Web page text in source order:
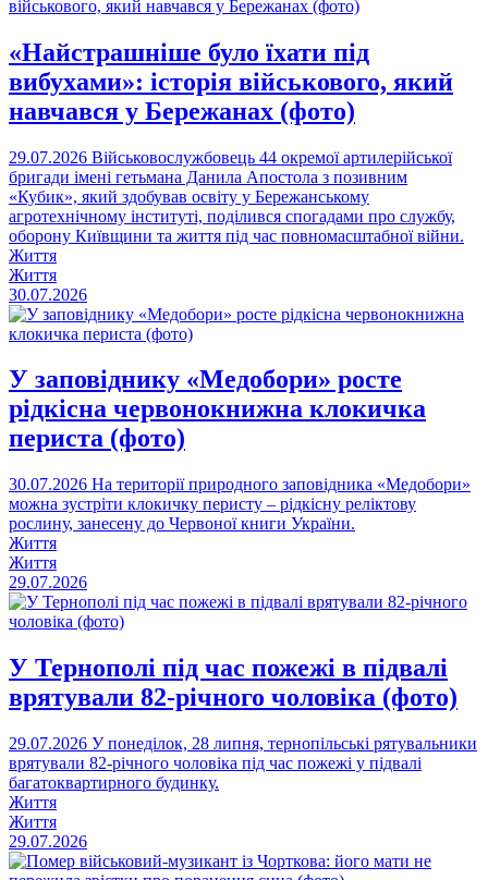
«Найстрашніше було їхати під
вибухами»: історія військового, який
навчався у Бережанах (фото)
29.07.2026 Військовослужбовець 44 окремої артилерійської
бригади імені гетьмана Данила Апостола з позивним
«Кубик», який здобував освіту у Бережанському
агротехнічному інституті, поділився спогадами про службу,
оборону Київщини та життя під час повномасштабної війни.
Життя
Життя
30.07.2026
У заповіднику «Медобори» росте
рідкісна червонокнижна клокичка
периста (фото)
30.07.2026 На території природного заповідника «Медобори»
можна зустріти клокичку перисту – рідкісну реліктову
рослину, занесену до Червоної книги України.
Життя
Життя
29.07.2026
У Тернополі під час пожежі в підвалі
врятували 82-річного чоловіка (фото)
29.07.2026 У понеділок, 28 липня, тернопільські рятувальники
врятували 82-річного чоловіка під час пожежі у підвалі
багатоквартирного будинку.
Життя
Життя
29.07.2026